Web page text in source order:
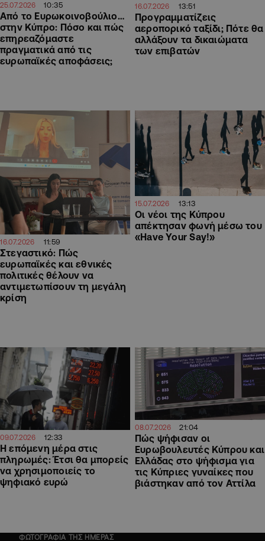
25.07.2026 10:35
Από το Ευρωκοινοβούλιο…
στην Κύπρο: Πόσο και πώς
επηρεαζόμαστε
πραγματικά από τις
ευρωπαϊκές αποφάσεις;
16.07.2026 13:51
Προγραμματίζεις
αεροπορικό ταξίδι; Πότε θα
αλλάξουν τα δικαιώματα
των επιβατών
16.07.2026 11:59
Στεγαστικό: Πώς
ευρωπαϊκές και εθνικές
πολιτικές θέλουν να
αντιμετωπίσουν τη μεγάλη
κρίση
15.07.2026 13:13
Οι νέοι της Κύπρου
απέκτησαν φωνή μέσω του
«Have Your Say!»
09.07.2026 12:33
Η επόμενη μέρα στις
πληρωμές: Έτσι θα μπορείς
να χρησιμοποιείς το
ψηφιακό ευρώ
08.07.2026 21:04
Πώς ψήφισαν οι
Ευρωβουλευτές Κύπρου και
Ελλάδας στο ψήφισμα για
τις Κύπριες γυναίκες που
βιάστηκαν από τον Αττίλα
ΦΩΤΟΓΡΑΦΙΑ ΤΗΣ ΗΜΕΡΑΣ